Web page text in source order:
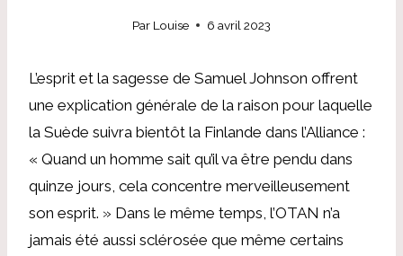
Par Louise 6 avril 2023
L’esprit et la sagesse de Samuel Johnson offrent
une explication générale de la raison pour laquelle
la Suède suivra bientôt la Finlande dans l’Alliance :
« Quand un homme sait qu’il va être pendu dans
quinze jours, cela concentre merveilleusement
son esprit. » Dans le même temps, l’OTAN n’a
jamais été aussi sclérosée que même certains